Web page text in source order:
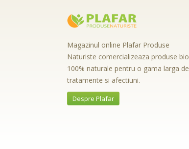
Magazinul online Plafar Produse
Naturiste comercializeaza produse bio
100% naturale pentru o gama larga de
tratamente si afectiuni.
Despre Plafar